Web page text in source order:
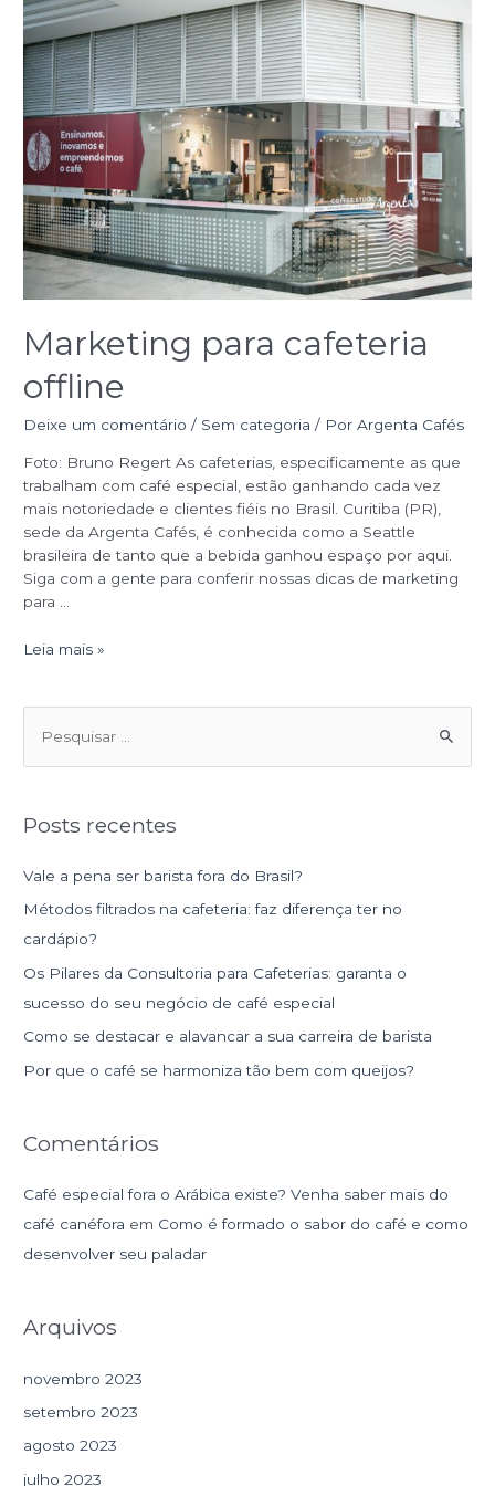
Marketing para cafeteria
offline
Deixe um comentário / Sem categoria / PorArgenta Cafés
Foto: Bruno Regert As cafeterias, especificamente as que
trabalham com café especial, estão ganhando cada vez
mais notoriedade e clientes fiéis no Brasil. Curitiba (PR),
sede da Argenta Cafés, é conhecida como a Seattle
brasileira de tanto que a bebida ganhou espaço por aqui.
Siga com a gente para conferir nossas dicas de marketing
para …
para
cafeteria
offline
Leia mais »
e
q
s
a
r
p
o
r
Posts recentes
Vale a pena ser barista fora do Brasil?
Métodos filtrados na cafeteria: faz diferença ter no
cardápio?
Os Pilares da Consultoria para Cafeterias: garanta o
sucesso do seu negócio de café especial
Como se destacar e alavancar a sua carreira de barista
Por que o café se harmoniza tão bem com queijos?
Comentários
Café especial fora o Arábica existe? Venha saber mais do
café canéfora em Como é formado o sabor do café e como
desenvolver seu paladar
Arquivos
novembro 2023
setembro 2023
agosto 2023
julho 2023